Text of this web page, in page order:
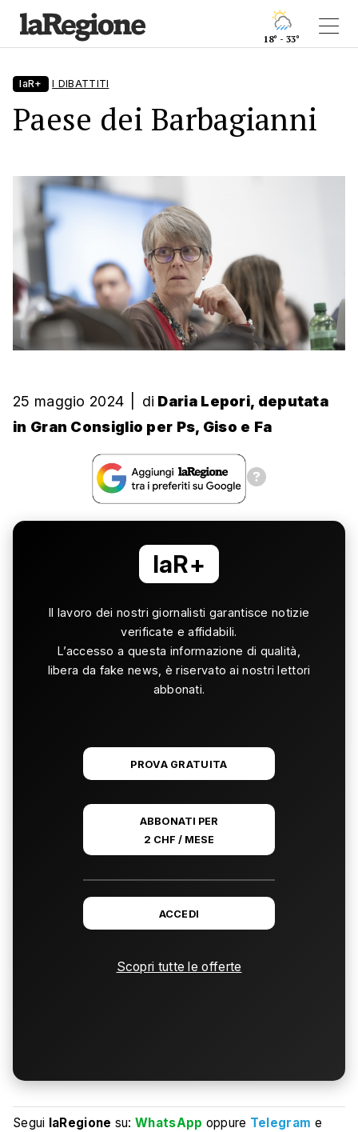
18° - 33°
laR+ I DIBATTITI
Paese dei Barbagianni
25 maggio 2024 di Daria Lepori, deputata
in Gran Consiglio per Ps, Giso e Fa
laR+
Il lavoro dei nostri giornalisti garantisce notizie
verificate e affidabili.
L’accesso a questa informazione di qualità,
libera da fake news, è riservato ai nostri lettori
abbonati.
PROVA GRATUITA
ABBONATI PER
2 CHF / MESE
ACCEDI
Scopri tutte le offerte
Segui laRegione su:WhatsApp oppure Telegram e